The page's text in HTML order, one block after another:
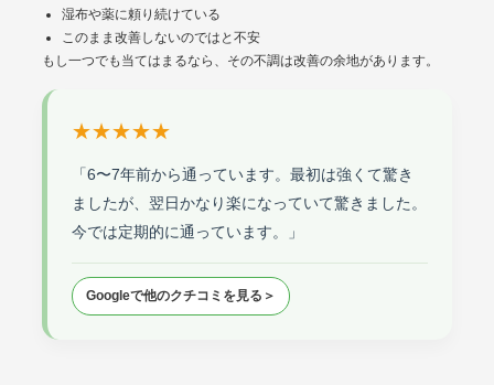
湿布や薬に頼り続けている
このまま改善しないのではと不安
もし一つでも当てはまるなら、その不調は改善の余地があります。
★★★★★
「6〜7年前から通っています。最初は強くて驚き
ましたが、翌日かなり楽になっていて驚きました。
今では定期的に通っています。」
Googleで他のクチコミを見る＞